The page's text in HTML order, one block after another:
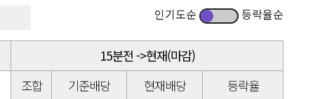
인기도순 등락율순
15분전 ->현재(마감)
조합 기준배당 현재배당 등락율